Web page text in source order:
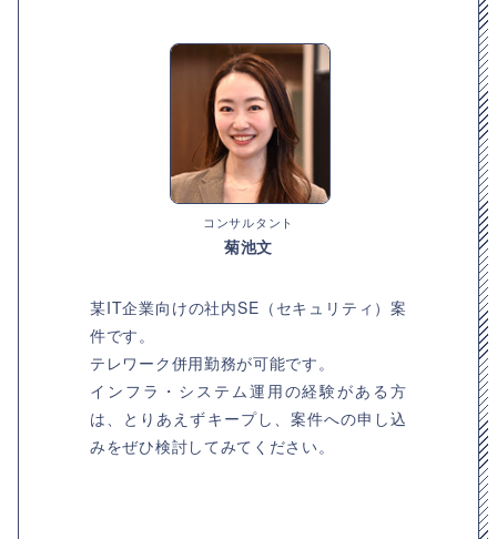
コンサルタント
菊池文
某IT企業向けの社内SE（セキュリティ）案
件です。
テレワーク併用勤務が可能です。
インフラ・システム運用の経験がある方
は、とりあえずキープし、案件への申し込
みをぜひ検討してみてください。